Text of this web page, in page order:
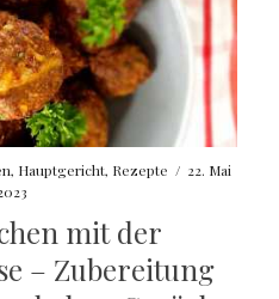
, Hauptgericht, Rezepte / 22. Mai
mit der
– Zubereitung